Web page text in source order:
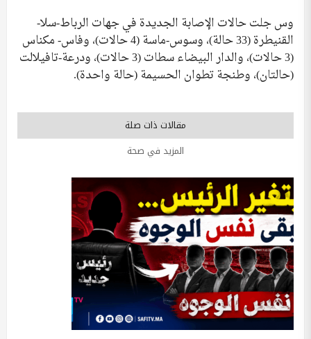
وس جلت حالات الإصابة الجديدة في جهات الرباط-سلا-
القنيطرة (33 حالة)، وسوس-ماسة (4 حالات)، وفاس- مكناس
(3 حالات)، والدار البيضاء سطات (3 حالات)، ودرعة-تافيلالت
(حالتان)، وطنجة تطوان الحسيمة (حالة واحدة).
مقالات ذات صلة
المزيد في صحة